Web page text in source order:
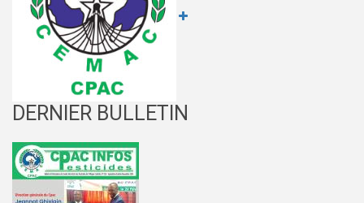
DERNIER BULLETIN